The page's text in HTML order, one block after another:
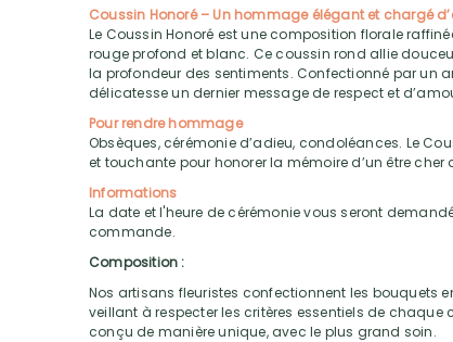
Coussin Honoré – Un hommage élégant et chargé
Le Coussin Honoré est une composition florale
rouge profond et blanc. Ce coussin rond allie
la profondeur des sentiments. Confectionné par un
délicatesse un dernier message de respect et
Pour rendre hommage
Obsèques, cérémonie d’adieu, condoléances. Le
et touchante pour honorer la mémoire d’un être cher
Informations
La date et l'heure de cérémonie vous seront
commande.
Composition :
Nos artisans fleuristes confectionnent les bouquets
veillant à respecter les critères essentiels de
conçu de manière unique, avec le plus grand soin.